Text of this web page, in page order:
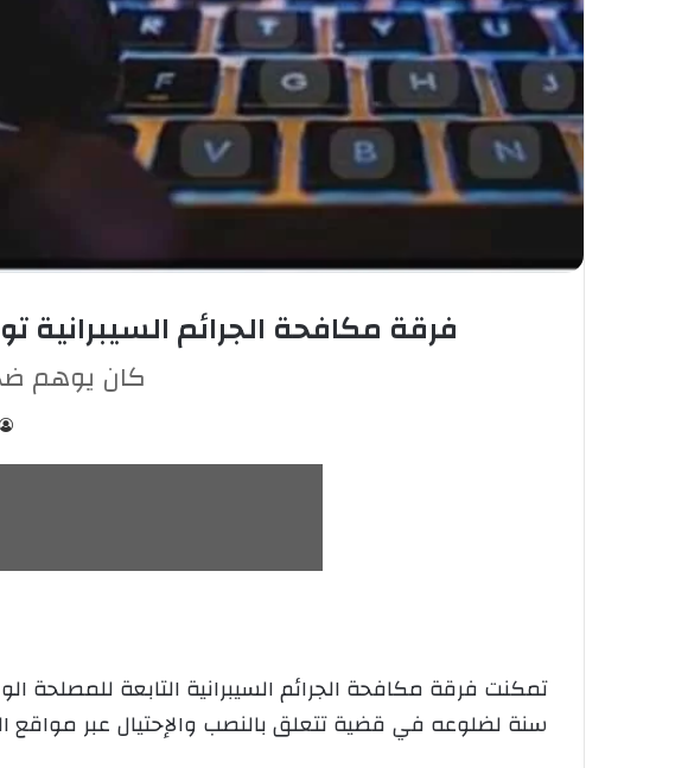
فرقة مكافحة الجرائم
كان يوهم
سنة لضلوعه في قضية تتعلق بالنصب والإحتيال عبر مواقع